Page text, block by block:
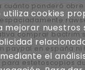
ponderó obre
comprar bactrim
paypal en españa
estetoscopios
utiliza cookies
mejorar nuestros
el